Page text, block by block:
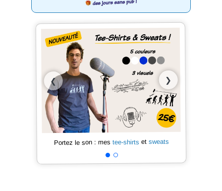
❮ ❯
Portez le son : mes tee-shirts et sweats